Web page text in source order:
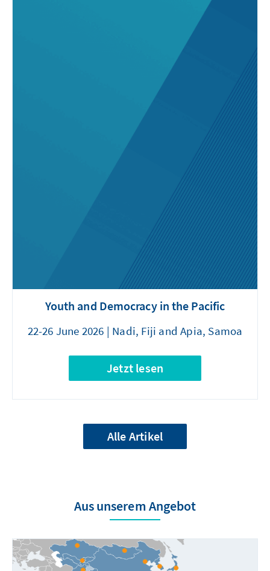
Youth and Democracy in the Pacific
22-26 June 2026 | Nadi, Fiji and Apia, Samoa
Jetzt lesen
Alle Artikel
Aus unserem Angebot